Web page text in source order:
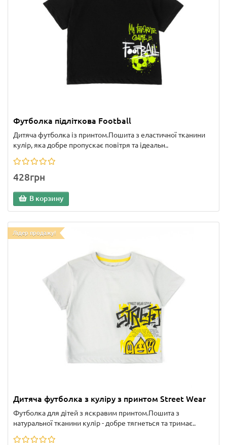
Футболка підліткова Football
Дитяча футболка із принтом.Пошита з еластичної тканини
кулір, яка добре пропускає повітря та ідеальн..
428грн
В корзину
Лідер продажу!
Дитяча футболка з куліру з принтом Street Wear
Футболка для дітей з яскравим принтом.Пошита з
натуральної тканини кулір - добре тягнеться та тримає..